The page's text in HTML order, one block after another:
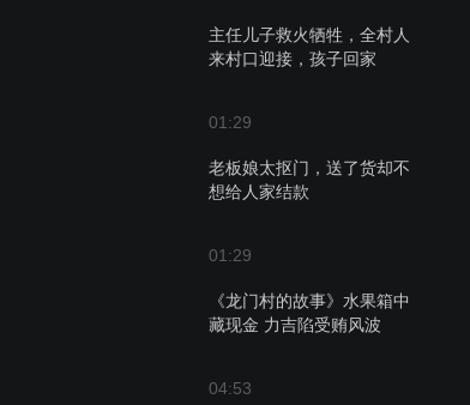
主任儿子救火牺牲，全村人
来村口迎接，孩子回家
01:29
老板娘太抠门，送了货却不
想给人家结款
01:29
《龙门村的故事》水果箱中
藏现金 力吉陷受贿风波
04:53